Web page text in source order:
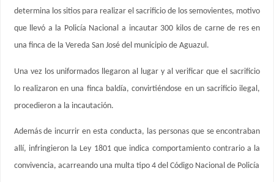
determina los sitios para realizar el sacrificio de los semovientes, motivo
que llevó a la Policía Nacional a incautar 300 kilos de carne de res en
una finca de la Vereda San José del municipio de Aguazul.
Una vez los uniformados llegaron al lugar y al verificar que el sacrificio
lo realizaron en una finca baldía, convirtiéndose en un sacrificio ilegal,
procedieron a la incautación.
Además de incurrir en esta conducta, las personas que se encontraban
allí, infringieron la Ley 1801 que indica comportamiento contrario a la
convivencia, acarreando una multa tipo 4 del Código Nacional de Policía